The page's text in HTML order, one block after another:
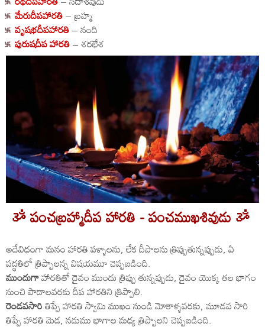
మేరుదీపహారతి– బ్రహ్మ
వృషభదీపహారతి– నంది
పురుషదీప హారతి– శరభేశ
ૐ పంచబ్రహ్మాదీప హారతి - పంచముఖశివుడు ૐ
అదేవిధంగా మనం హారతి పళ్ళాలను, లేక దీపాలను త్రిప్పుతున్నప్పుడు, ఏ
పద్ధతిలో త్రిప్పాలన్న విషయమూ చెప్పబడింది.
ముందుగాహారతితో దైవం ముందు త్రిప్పు తున్నప్పుడు, దైవం యొక్క తల భాగం
నుంచి పాదాలవరకు దీప హారతిని త్రిప్పాలి.
రెండవసారితిప్పే హారతి స్వామి ముఖం నుండి మోకాళ్ళవరకు, మూడవ సారి
తిప్పే హారతి మెడ, నడుము భాగాల మధ్య త్రిప్పాలని చెప్పబడింది.